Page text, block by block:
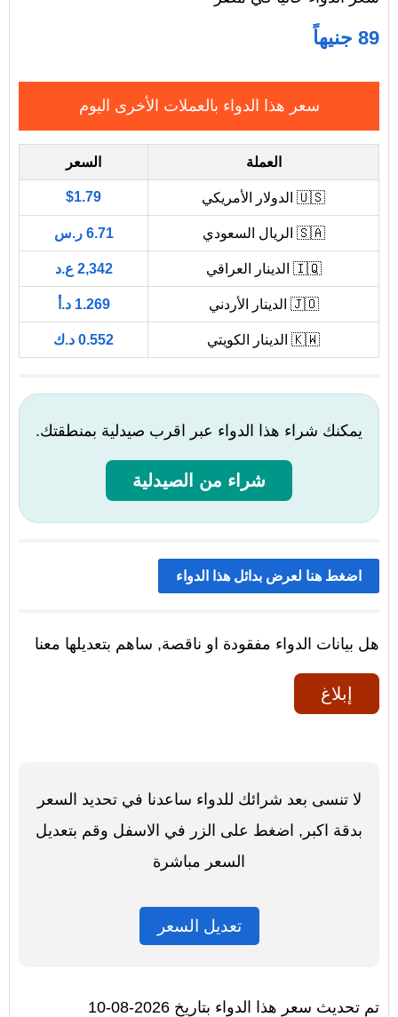
89 جنيهاً
سعر هذا الدواء بالعملات الأخرى اليوم
العملة السعر
🇺🇸 الدولار الأمريكي $1.79
🇸🇦 الريال السعودي 6.71 ر.س
🇮🇶 الدينار العراقي 2,342 ع.د
🇯🇴 الدينار الأردني 1.269 د.أ
🇰🇼 الدينار الكويتي 0.552 د.ك
يمكنك شراء هذا الدواء عبر اقرب صيدلية بمنطقتك.
شراء من الصيدلية
اضغط هنا لعرض بدائل هذا الدواء
هل بيانات الدواء مفقودة او ناقصة, ساهم بتعديلها معنا
إبلاغ
لا تنسى بعد شرائك للدواء ساعدنا في تحديد السعر
بدقة اكبر, اضغط على الزر في الاسفل وقم بتعديل
السعر مباشرة
تعديل السعر
تم تحديث سعر هذا الدواء بتاريخ 2026-08-10